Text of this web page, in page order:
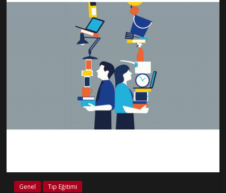
Genel Tıp Eğitimi